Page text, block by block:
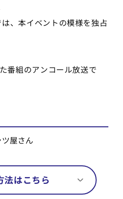
、本イベントの模様を独占
番組のアンコール放送で
屋さん
法はこちら